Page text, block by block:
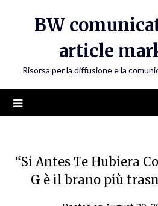
BW
article
Risorsa per la diffusione e la
“Si Antes Te Hubiera
G è il brano più